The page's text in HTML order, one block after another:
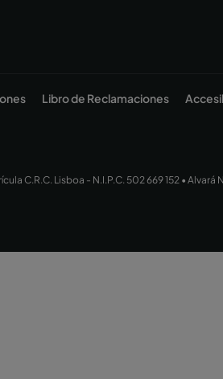
Libro de Reclamaciones
C.R.C. Lisboa - N.I.P.C. 502 669 152 • Alvará